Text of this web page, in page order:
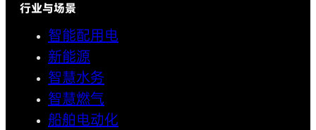
行业与场景
智能配用电
新能源
智慧水务
智慧燃气
船舶电动化